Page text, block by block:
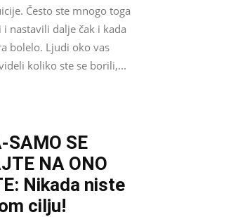
Često ste mnogo toga
nastavili dalje čak i kada
bolelo. Ljudi oko vas
koliko ste se borili,...
SAMO SE
NA ONO
Nikada niste
cilju!